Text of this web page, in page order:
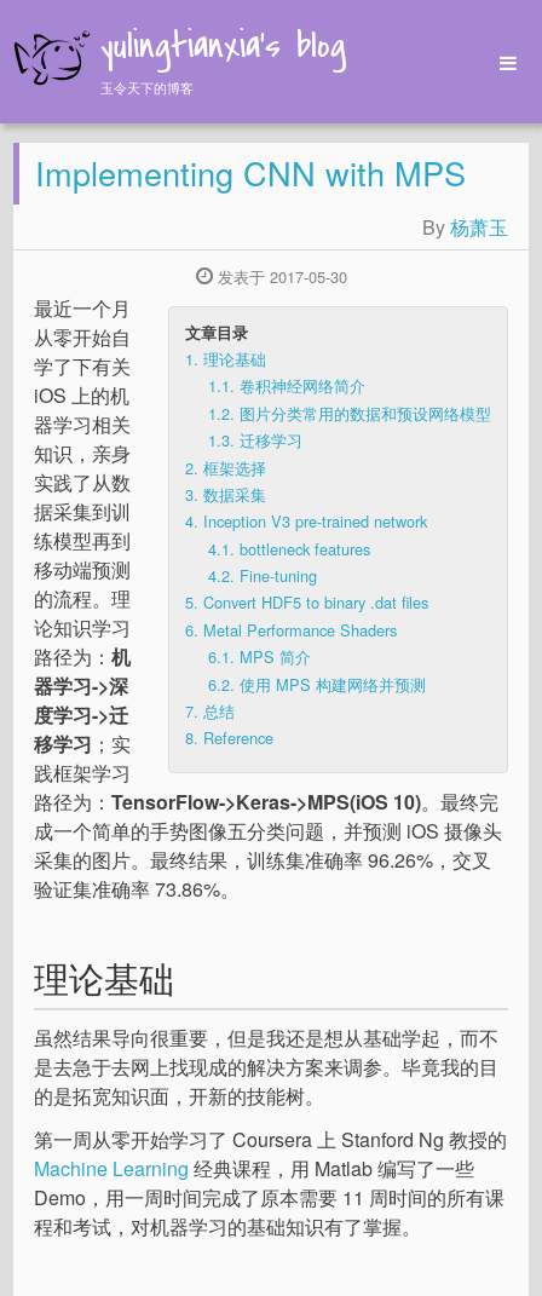
yulingtianxia's blog
玉令天下的博客
Home
Archives
About
Implementing CNN with MPS
By杨萧玉
发表于 2017-05-30
文章目录
1. 理论基础
1.1. 卷积神经网络简介
1.2. 图片分类常用的数据和预设网络模型
1.3. 迁移学习
2. 框架选择
3. 数据采集
4. Inception V3 pre-trained network
4.1. bottleneck features
4.2. Fine-tuning
5. Convert HDF5 to binary .dat files
6. Metal Performance Shaders
6.1. MPS 简介
6.2. 使用 MPS 构建网络并预测
7. 总结
8. Reference
最近一个月
从零开始自
学了下有关
iOS 上的机
器学习相关
知识，亲身
实践了从数
据采集到训
练模型再到
移动端预测
的流程。理
论知识学习
路径为：机
器学习->深
度学习->迁
移学习 ；实
践框架学习
路径为：TensorFlow->Keras->MPS(iOS 10)。最终完
成一个简单的手势图像五分类问题，并预测 iOS 摄像头
采集的图片。最终结果，训练集准确率 96.26%，交叉
验证集准确率 73.86%。
理论基础
虽然结果导向很重要，但是我还是想从基础学起，而不
是去急于去网上找现成的解决方案来调参。毕竟我的目
的是拓宽知识面，开新的技能树。
第一周从零开始学习了 Coursera 上 Stanford Ng 教授的
Machine Learning 经典课程，用 Matlab 编写了一些
Demo，用一周时间完成了原本需要 11 周时间的所有课
程和考试，对机器学习的基础知识有了掌握。